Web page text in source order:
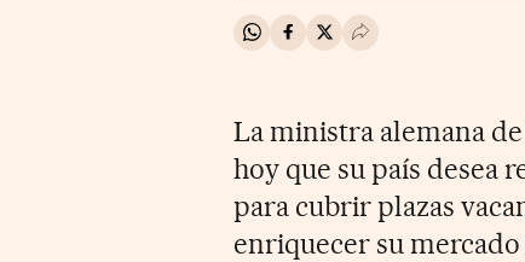
Compartir en Whatsapp
Compartir en Facebook
Compartir en Twitter
Desplegar Redes
La ministra alemana
hoy que su país desea
para cubrir plazas
enriquecer su mercado